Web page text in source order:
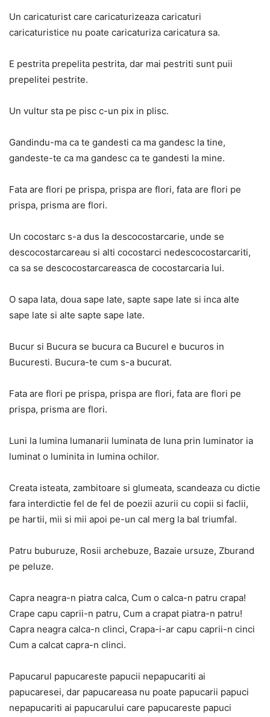
Un caricaturist care caricaturizeaza caricaturi
caricaturistice nu poate caricaturiza caricatura sa.
E pestrita prepelita pestrita, dar mai pestriti sunt puii
prepelitei pestrite.
Un vultur sta pe pisc c-un pix in plisc.
Gandindu-ma ca te gandesti ca ma gandesc la tine,
gandeste-te ca ma gandesc ca te gandesti la mine.
Fata are flori pe prispa, prispa are flori, fata are flori pe
prispa, prisma are flori.
Un cocostarc s-a dus la descocostarcarie, unde se
descocostarcareau si alti cocostarci nedescocostarcariti,
ca sa se descocostarcareasca de cocostarcaria lui.
O sapa lata, doua sape late, sapte sape late si inca alte
sape late si alte sapte sape late.
Bucur si Bucura se bucura ca Bucurel e bucuros in
Bucuresti. Bucura-te cum s-a bucurat.
Fata are flori pe prispa, prispa are flori, fata are flori pe
prispa, prisma are flori.
Luni la lumina lumanarii luminata de luna prin luminator ia
luminat o luminita in lumina ochilor.
Creata isteata, zambitoare si glumeata, scandeaza cu dictie
fara interdictie fel de fel de poezii azurii cu copii si faclii,
pe hartii, mii si mii apoi pe-un cal merg la bal triumfal.
Patru buburuze, Rosii archebuze, Bazaie ursuze, Zburand
pe peluze.
Capra neagra-n piatra calca, Cum o calca-n patru crapa!
Crape capu caprii-n patru, Cum a crapat piatra-n patru!
Capra neagra calca-n clinci, Crapa-i-ar capu caprii-n cinci
Cum a calcat capra-n clinci.
Papucarul papucareste papucii nepapucariti ai
papucaresei, dar papucareasa nu poate papucarii papuci
nepapucariti ai papucarului care papucareste papuci